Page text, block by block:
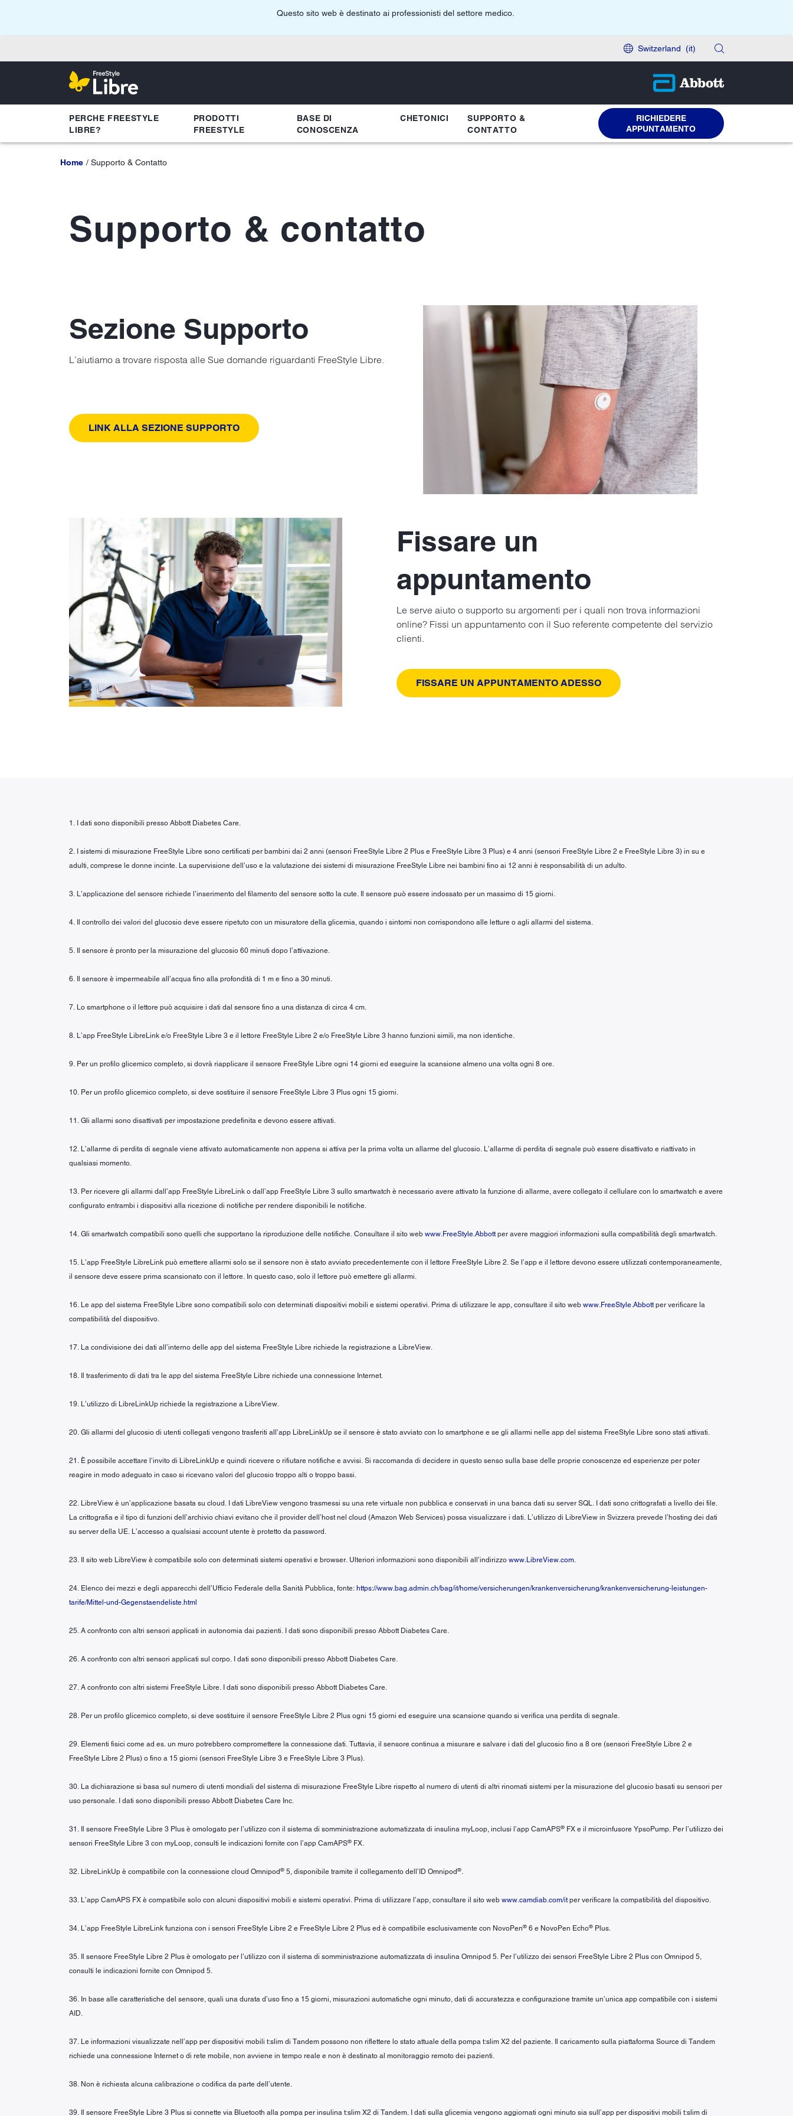
Questo sito web è destinato ai professionisti del settore medico.
Switzerland (it)
PERCHE FREESTYLE
LIBRE?
PRODOTTI
FREESTYLE
BASE DI
CONOSCENZA
CHETONICI
SUPPORTO &
CONTATTO
RICHIEDERE
APPUNTAMENTO
Home Supporto & Contatto
Supporto & contatto
Sezione Supporto
L’aiutiamo a trovare risposta alle Sue domande riguardanti FreeStyle Libre.
LINK ALLA SEZIONE SUPPORTO
Fissare un
appuntamento
Le serve aiuto o supporto su argomenti per i quali non trova informazioni
online? Fissi un appuntamento con il Suo referente competente del servizio
clienti.
FISSARE UN APPUNTAMENTO ADESSO
1. I dati sono disponibili presso Abbott Diabetes Care.
2. I sistemi di misurazione FreeStyle Libre sono certificati per bambini dai 2 anni (sensori FreeStyle Libre 2 Plus e FreeStyle Libre 3 Plus) e 4 anni (sensori FreeStyle Libre 2 e FreeStyle Libre 3) in su e
adulti, comprese le donne incinte. La supervisione dell’uso e la valutazione dei sistemi di misurazione FreeStyle Libre nei bambini fino ai 12 anni è responsabilità di un adulto.
3. L’applicazione del sensore richiede l’inserimento del filamento del sensore sotto la cute. Il sensore può essere indossato per un massimo di 15 giorni.
4. Il controllo dei valori del glucosio deve essere ripetuto con un misuratore della glicemia, quando i sintomi non corrispondono alle letture o agli allarmi del sistema.
5. Il sensore è pronto per la misurazione del glucosio 60 minuti dopo l’attivazione.
6. Il sensore è impermeabile all’acqua fino alla profondità di 1 m e fino a 30 minuti.
7. Lo smartphone o il lettore può acquisire i dati dal sensore fino a una distanza di circa 4 cm.
8. L’app FreeStyle LibreLink e/o FreeStyle Libre 3 e il lettore FreeStyle Libre 2 e/o FreeStyle Libre 3 hanno funzioni simili, ma non identiche.
9. Per un profilo glicemico completo, si dovrà riapplicare il sensore FreeStyle Libre ogni 14 giorni ed eseguire la scansione almeno una volta ogni 8 ore.
10. Per un profilo glicemico completo, si deve sostituire il sensore FreeStyle Libre 3 Plus ogni 15 giorni.
11. Gli allarmi sono disattivati per impostazione predefinita e devono essere attivati.
12. L’allarme di perdita di segnale viene attivato automaticamente non appena si attiva per la prima volta un allarme del glucosio. L’allarme di perdita di segnale può essere disattivato e riattivato in
qualsiasi momento.
13. Per ricevere gli allarmi dall’app FreeStyle LibreLink o dall’app FreeStyle Libre 3 sullo smartwatch è necessario avere attivato la funzione di allarme, avere collegato il cellulare con lo smartwatch e avere
configurato entrambi i dispositivi alla ricezione di notifiche per rendere disponibili le notifiche.
14. Gli smartwatch compatibili sono quelli che supportano la riproduzione delle notifiche. Consultare il sito web www.FreeStyle.Abbott per avere maggiori informazioni sulla compatibilità degli smartwatch.
15. L’app FreeStyle LibreLink può emettere allarmi solo se il sensore non è stato avviato precedentemente con il lettore FreeStyle Libre 2. Se l’app e il lettore devono essere utilizzati contemporaneamente,
il sensore deve essere prima scansionato con il lettore. In questo caso, solo il lettore può emettere gli allarmi.
16. Le app del sistema FreeStyle Libre sono compatibili solo con determinati dispositivi mobili e sistemi operativi. Prima di utilizzare le app, consultare il sito web www.FreeStyle.Abbott per verificare la
compatibilità del dispositivo.
17. La condivisione dei dati all’interno delle app del sistema FreeStyle Libre richiede la registrazione a LibreView.
18. Il trasferimento di dati tra le app del sistema FreeStyle Libre richiede una connessione Internet.
19. L’utilizzo di LibreLinkUp richiede la registrazione a LibreView.
20. Gli allarmi del glucosio di utenti collegati vengono trasferiti all’app LibreLinkUp se il sensore è stato avviato con lo smartphone e se gli allarmi nelle app del sistema FreeStyle Libre sono stati attivati.
21. È possibile accettare l’invito di LibreLinkUp e quindi ricevere o rifiutare notifiche e avvisi. Si raccomanda di decidere in questo senso sulla base delle proprie conoscenze ed esperienze per poter
reagire in modo adeguato in caso si ricevano valori del glucosio troppo alti o troppo bassi.
22. LibreView è un’applicazione basata su cloud. I dati LibreView vengono trasmessi su una rete virtuale non pubblica e conservati in una banca dati su server SQL. I dati sono crittografati a livello dei file.
La crittografia e il tipo di funzioni dell’archivio chiavi evitano che il provider dell’host nel cloud (Amazon Web Services) possa visualizzare i dati. L’utilizzo di LibreView in Svizzera prevede l’hosting dei dati
su server della UE. L’accesso a qualsiasi account utente è protetto da password.
23. Il sito web LibreView è compatibile solo con determinati sistemi operativi e browser. Ulteriori informazioni sono disponibili all’indirizzo www.LibreView.com.
24. Elenco dei mezzi e degli apparecchi dell’Ufficio Federale della Sanità Pubblica, fonte: https://www.bag.admin.ch/bag/it/home/versicherungen/krankenversicherung/krankenversicherung-leistungen-
tarife/Mittel-und-Gegenstaendeliste.html
25. A confronto con altri sensori applicati in autonomia dai pazienti. I dati sono disponibili presso Abbott Diabetes Care.
26. A confronto con altri sensori applicati sul corpo. I dati sono disponibili presso Abbott Diabetes Care.
27. A confronto con altri sistemi FreeStyle Libre. I dati sono disponibili presso Abbott Diabetes Care.
28. Per un profilo glicemico completo, si deve sostituire il sensore FreeStyle Libre 2 Plus ogni 15 giorni ed eseguire una scansione quando si verifica una perdita di segnale.
29. Elementi fisici come ad es. un muro potrebbero compromettere la connessione dati. Tuttavia, il sensore continua a misurare e salvare i dati del glucosio fino a 8 ore (sensori FreeStyle Libre 2 e
FreeStyle Libre 2 Plus) o fino a 15 giorni (sensori FreeStyle Libre 3 e FreeStyle Libre 3 Plus).
30. La dichiarazione si basa sul numero di utenti mondiali del sistema di misurazione FreeStyle Libre rispetto al numero di utenti di altri rinomati sistemi per la misurazione del glucosio basati su sensori per
uso personale. I dati sono disponibili presso Abbott Diabetes Care Inc.
31. Il sensore FreeStyle Libre 3 Plus è omologato per l’utilizzo con il sistema di somministrazione automatizzata di insulina myLoop, inclusi l’app CamAPS® FX e il microinfusore YpsoPump. Per l’utilizzo dei
sensori FreeStyle Libre 3 con myLoop, consulti le indicazioni fornite con l’app CamAPS® FX.
32. LibreLinkUp è compatibile con la connessione cloud Omnipod® 5, disponibile tramite il collegamento dell’ID Omnipod®.
33. L’app CamAPS FX è compatibile solo con alcuni dispositivi mobili e sistemi operativi. Prima di utilizzare l’app, consultare il sito web www.camdiab.com/it per verificare la compatibilità del dispositivo.
34. L’app FreeStyle LibreLink funziona con i sensori FreeStyle Libre 2 e FreeStyle Libre 2 Plus ed è compatibile esclusivamente con NovoPen® 6 e NovoPen Echo® Plus.
35. Il sensore FreeStyle Libre 2 Plus è omologato per l’utilizzo con il sistema di somministrazione automatizzata di insulina Omnipod 5. Per l’utilizzo dei sensori FreeStyle Libre 2 Plus con Omnipod 5,
consulti le indicazioni fornite con Omnipod 5.
36. In base alle caratteristiche del sensore, quali una durata d’uso fino a 15 giorni, misurazioni automatiche ogni minuto, dati di accuratezza e configurazione tramite un’unica app compatibile con i sistemi
AID.
37. Le informazioni visualizzate nell’app per dispositivi mobili t:slim di Tandem possono non riflettere lo stato attuale della pompa t:slim X2 del paziente. Il caricamento sulla piattaforma Source di Tandem
richiede una connessione Internet o di rete mobile, non avviene in tempo reale e non è destinato al monitoraggio remoto dei pazienti.
38. Non è richiesta alcuna calibrazione o codifica da parte dell’utente.
39. Il sensore FreeStyle Libre 3 Plus si connette via Bluetooth alla pompa per insulina t:slim X2 di Tandem. I dati sulla glicemia vengono aggiornati ogni minuto sia sull’app per dispositivi mobili t:slim di